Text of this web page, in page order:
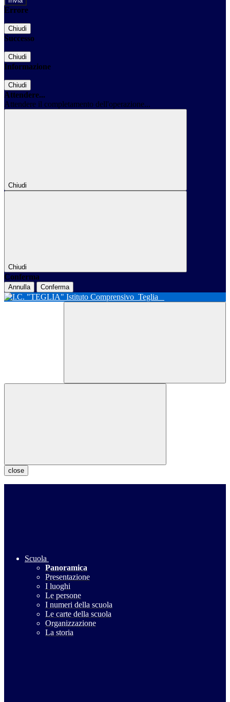
Errore
Chiudi
Successo
Chiudi
Informazione
Chiudi
Attendere...
Attendere il completamento dell'operazione...
Chiudi
Chiudi
Conferma
Annulla Conferma
Istituto Comprensivo Teglia
close
Scuola
Panoramica
Presentazione
I luoghi
Le persone
I numeri della scuola
Le carte della scuola
Organizzazione
La storia